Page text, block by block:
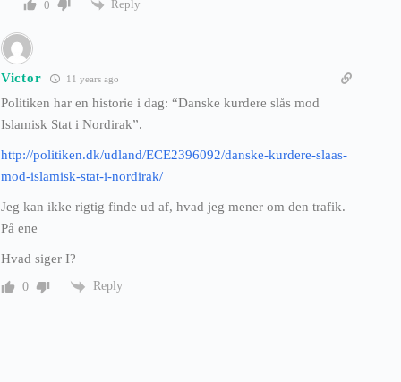
0
Reply
Victor 11 years ago
Politiken har en historie i dag: “Danske kurdere slås mod
Islamisk Stat i Nordirak”.
http://politiken.dk/udland/ECE2396092/danske-kurdere-slaas-
mod-islamisk-stat-i-nordirak/
Jeg kan ikke rigtig finde ud af, hvad jeg mener om den trafik.
På ene
Hvad siger I?
0 Reply